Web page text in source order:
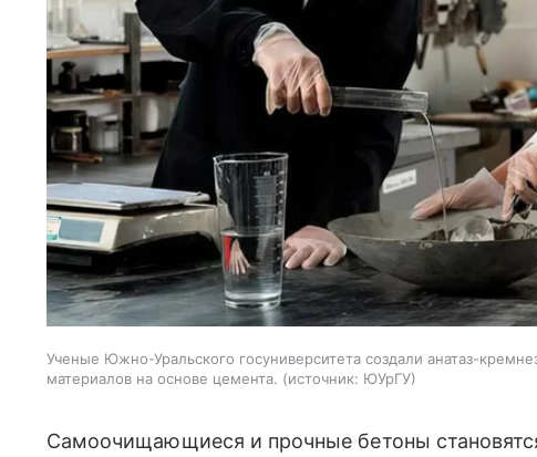
Ученые Южно-Уральского госуниверситета создали анатаз-
материалов на основе цемента.
источник: ЮУрГУ
Самоочищающиеся и прочные бетоны